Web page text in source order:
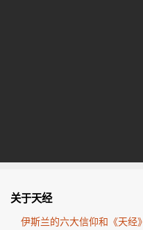
关于天经
伊斯兰的六大信仰和《天经》